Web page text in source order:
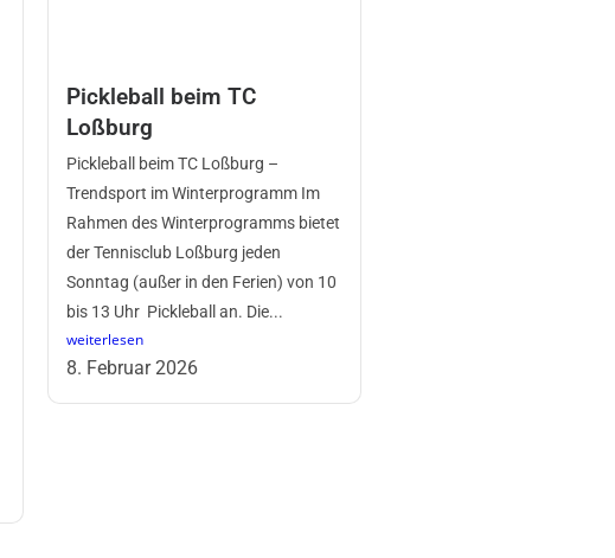
Pickleball beim TC
Loßburg
Pickleball beim TC Loßburg –
Trendsport im Winterprogramm Im
Rahmen des Winterprogramms bietet
der Tennisclub Loßburg jeden
Sonntag (außer in den Ferien) von 10
bis 13 Uhr Pickleball an. Die...
weiterlesen
8. Februar 2026